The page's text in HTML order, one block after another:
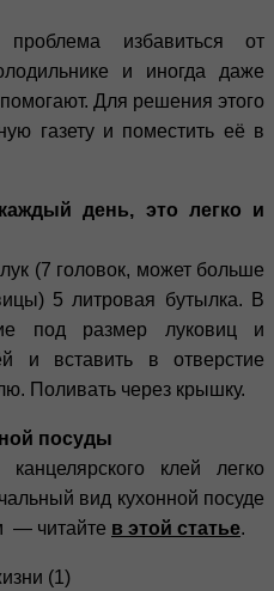
избавиться от
и иногда даже
Для решения этого
газету и поместить её в
день, это легко и
(7 головок, может больше
5 литровая бутылка. В
под размер луковиц и
и вставить в отверстие
Поливать через крышку.
посуды
клей легко
вид кухонной посуде
— читайте в этой статье.